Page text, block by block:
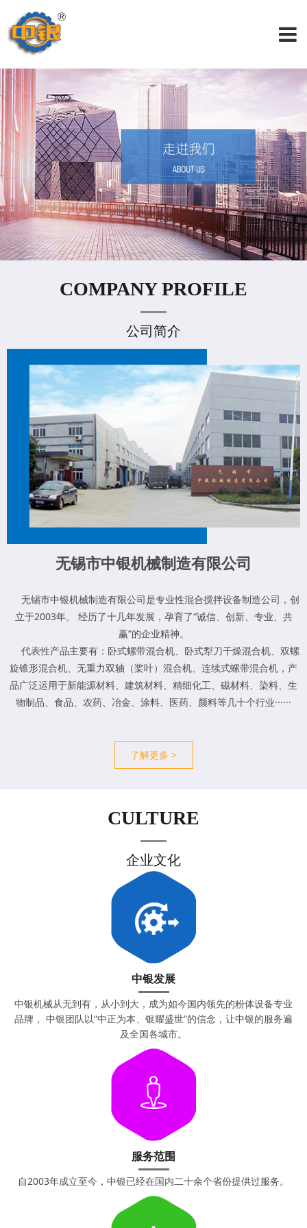
COMPANY PROFILE
公司简介
无锡市中银机械制造有限公司
无锡市中银机械制造有限公司是专业性混合搅拌设备制造公司，创
立于2003年。 经历了十几年发展，孕育了“诚信、创新、专业、共
赢”的企业精神。
代表性产品主要有：卧式螺带混合机、卧式犁刀干燥混合机、双螺
旋锥形混合机、无重力双轴（桨叶）混合机、连续式螺带混合机，产
品广泛运用于新能源材料、建筑材料、精细化工、磁材料、染料、生
物制品、食品、农药、冶金、涂料、医药、颜料等几十个行业······
了解更多 >
CULTURE
企业文化
中银发展
中银机械从无到有，从小到大，成为如今国内领先的粉体设备专业
品牌， 中银团队以“中正为本、银耀盛世”的信念，让中银的服务遍
及全国各城市。
服务范围
自2003年成立至今，中银已经在国内二十余个省份提供过服务。